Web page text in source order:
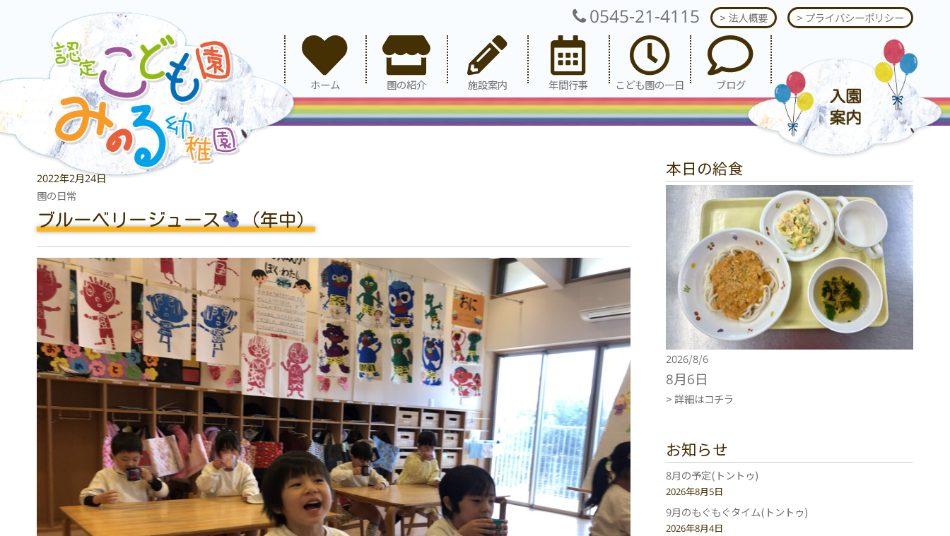
0545-21-4115 > 法人概要 > プライバシーポリシー
ホーム 園の紹介 施設案内 年間行事 こども園の一日 ブログ
2022年2月24日
園の日常
ブルーベリージュース （年中）
本日の給食
2026/8/6
8月6日
> 詳細はコチラ
お知らせ
8月の予定(トントゥ)
2026年8月5日
9月のもぐもぐタイム(トントゥ)
2026年8月4日